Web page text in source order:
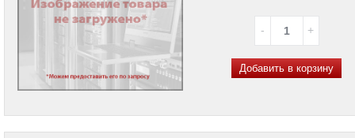
панели
проекторов
Name
Добавить в корзину